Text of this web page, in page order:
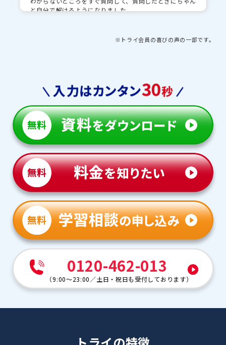
と自分で解けるようになりました。
強かったです。
高校入試特訓に参加しました。
普段あまりやらない社会や理科（難しい計算）とか自分
で積極的に質問して理解できるようにがんばりました。
※トライ会員の喜びの声の一部です。
0120-462-013
（9:00～23:00 ／土日・祝日も受付しております）